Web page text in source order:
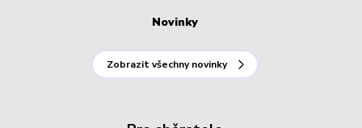
Novinky
Zobrazit všechny novinky